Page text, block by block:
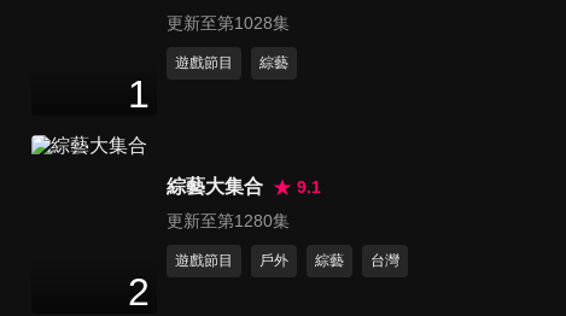
Romeo Giulia Veloce 養成 l 車
與生活
27分鐘
攻略 ｜壯遊新大陸
第99集 直男必看？兩性專家教
34 分鐘
1
更新至第1028集
遊戲節目 綜藝
2
綜藝大集合
9.1
更新至第1280集
遊戲節目 戶外 綜藝 台灣